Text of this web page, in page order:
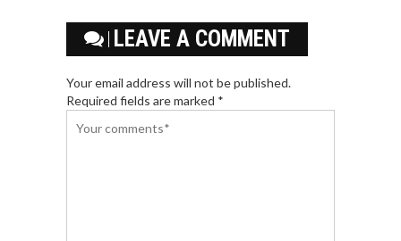
LEAVE A COMMENT
Your email address will not be published.
Required fields are marked *